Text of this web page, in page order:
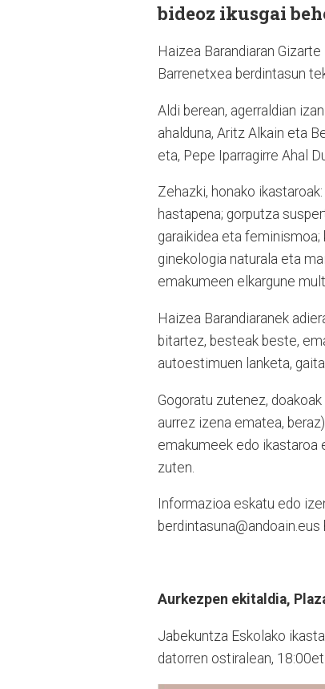
bideoz ikusgai
Haizea Barandiaran
Barrenetxea berdintasun
Aldi berean, agerraldian
ahalduna, Aritz Alkain eta
eta, Pepe Iparragirre Ahal
Zehazki, honako
hastapena; gorputza
garaikidea eta feminismoa;
ginekologia naturala eta
emakumeen elkargune
Haizea Barandiaranek
bitartez, besteak beste,
autoestimuen lanketa,
Gogoratu zutenez,
aurrez izena ematea,
emakumeek edo ikastaroa
zuten.
Informazioa eskatu edo
Aurkezpen ekitaldia,
Jabekuntza Eskolako
datorren ostiralean,